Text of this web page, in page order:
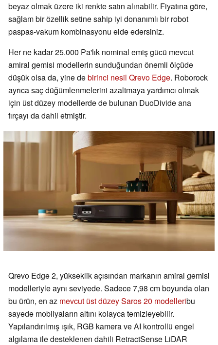
beyaz olmak üzere iki renkte satın alınabilir. Fiyatına göre,
sağlam bir özellik setine sahip iyi donanımlı bir robot
paspas-vakum kombinasyonu elde edersiniz.
Her ne kadar 25.000 Pa'lık nominal emiş gücü mevcut
amiral gemisi modellerin sunduğundan önemli ölçüde
düşük olsa da, yine debirinci nesil Qrevo Edge. Roborock
ayrıca saç düğümlenmelerini azaltmaya yardımcı olmak
için üst düzey modellerde de bulunan DuoDivide ana
fırçayı da dahil etmiştir.
Qrevo Edge 2, yükseklik açısından markanın amiral gemisi
modelleriyle aynı seviyede. Sadece 7,98 cm boyunda olan
bu ürün, en az mevcut üst düzey Saros 20 modelleribu
sayede mobilyaların altını kolayca temizleyebilir.
Yapılandırılmış ışık, RGB kamera ve AI kontrollü engel
algılama ile desteklenen dahili RetractSense LiDAR